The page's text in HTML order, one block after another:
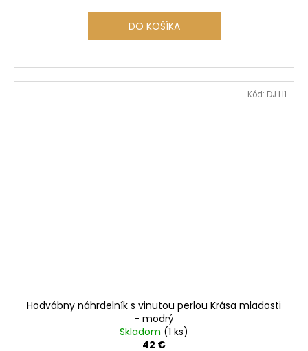
DO KOŠÍKA
Hodvábny náhrdelník s vinutou perlou Krása mladosti
- modrý
Skladom (1 ks)
42 €
Kód: DJ H1